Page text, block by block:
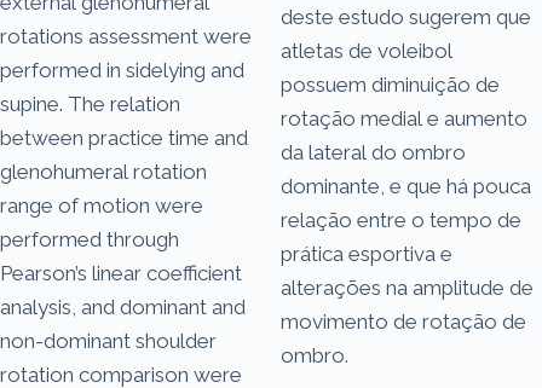
rotations assessment were
performed in sidelying and
supine. The relation
between practice time and
glenohumeral rotation
range of motion were
performed through
Pearson’s linear coefficient
analysis, and dominant and
non-dominant shoulder
rotation comparison were
deste estudo sugerem que
atletas de voleibol
possuem diminuição de
rotação medial e aumento
da lateral do ombro
dominante, e que há pouca
relação entre o tempo de
prática esportiva e
alterações na amplitude de
movimento de rotação de
ombro.